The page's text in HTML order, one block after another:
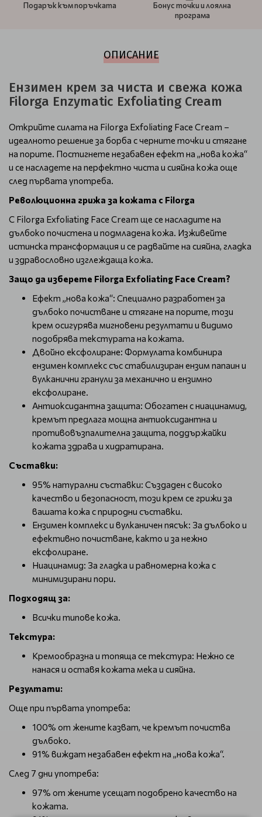
Подарък към поръчката
Бонус точки и лоялна
програма
ОПИСАНИЕ
Ензимен крем за чиста и свежа кожа
Filorga Enzymatic Exfoliating Cream
Открийте силата на Filorga Exfoliating Face Cream –
идеалното решение за борба с черните точки и стягане
на порите. Постигнете незабавен ефект на „нова кожа“
и се насладете на перфектно чиста и сияйна кожа още
след първата употреба.
Революционна грижа за кожата с Filorga
С Filorga Exfoliating Face Cream ще се насладите на
дълбоко почистена и подмладена кожа. Изживейте
истинска трансформация и се радвайте на сияйна, гладка
и здравословно изглеждаща кожа.
Защо да изберете Filorga Exfoliating Face Cream?
Ефект „нова кожа“: Специално разработен за
дълбоко почистване и стягане на порите, този
крем осигурява мигновени резултати и видимо
подобрява текстурата на кожата.
Двойно ексфолиране: Формулата комбинира
ензимен комплекс със стабилизиран ензим папаин и
вулканични гранули за механично и ензимно
ексфолиране.
Антиоксидантна защита: Обогатен с ниацинамид,
кремът предлага мощна антиоксидантна и
противовъзпалителна защита, поддържайки
кожата здрава и хидратирана.
Съставки:
95% натурални съставки: Създаден с високо
качество и безопасност, този крем се грижи за
вашата кожа с природни съставки.
Ензимен комплекс и вулканичен пясък: За дълбоко и
ефективно почистване, както и за нежно
ексфолиране.
Ниацинамид: За гладка и равномерна кожа с
минимизирани пори.
Подходящ за:
Всички типове кожа.
Текстура:
Кремообразна и топяща се текстура: Нежно се
нанася и оставя кожата мека и сияйна.
Резултати:
Още при първата употреба:
100% от жените казват, че кремът почиства
дълбоко.
91% виждат незабавен ефект на „нова кожа“.
След 7 дни употреба:
97% от жените усещат подобрено качество на
кожата.